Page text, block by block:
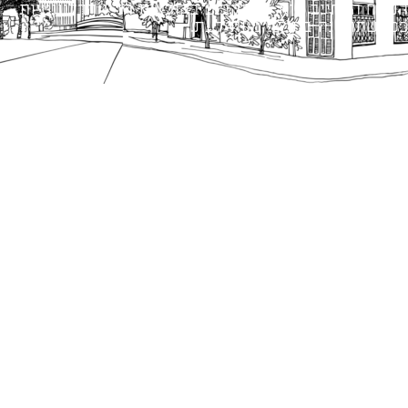
הנוסח המחייב הוא זה הקבוע בהוראות הדין הרלוונטיות
כפי שתהיינה בתוקף מעת לעת.